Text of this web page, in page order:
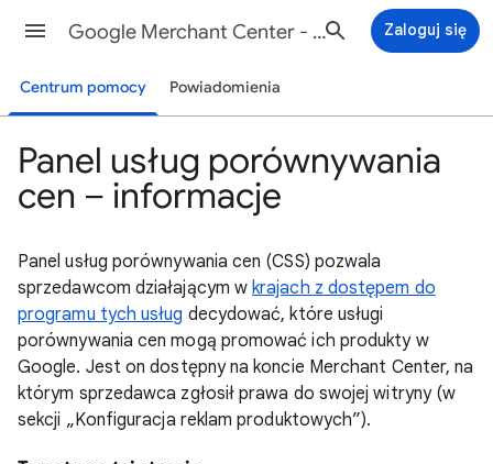
Google Merchant Center - Pomoc Zaloguj się
Centrum pomocy Powiadomienia
Panel usług porównywania
cen – informacje
Panel usług porównywania cen (CSS) pozwala
sprzedawcom działającym wkrajach z dostępem do
programu tych usług decydować, które usługi
porównywania cen mogą promować ich produkty w
Google. Jest on dostępny na koncie Merchant Center, na
którym sprzedawca zgłosił prawa do swojej witryny (w
sekcji „Konfiguracja reklam produktowych”).